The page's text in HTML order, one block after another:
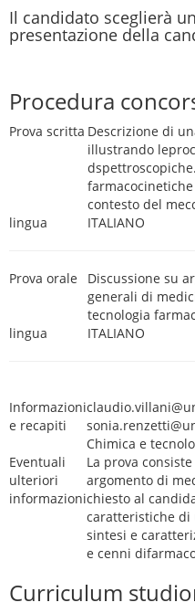
Il candidato sceglierà
presentazione della
Procedura
Prova scritta Descrizione di
illustrando
contesto del
lingua
ITALIANO
Prova orale
Discussione su
generali di
tecnologia
lingua
ITALIANO
Informazioni
e recapiti
Chimica e
Eventuali
ulteriori
informazioni
La prova
argomento di
chiesto al
caratteristiche di
sintesi e
e cenni
Curriculum